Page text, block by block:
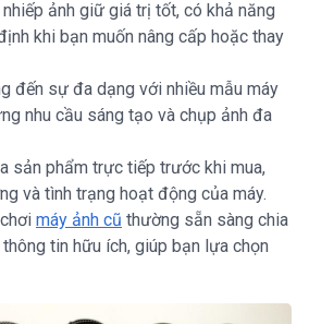
ảnh giữ giá trị tốt, có khả năng
khi bạn muốn nâng cấp hoặc thay
đến sự đa dạng với nhiều mẫu máy
nhu cầu sáng tạo và chụp ảnh đa
sản phẩm trực tiếp trước khi mua,
và tình trạng hoạt động của máy.
máy ảnh cũ thường sẵn sàng chia
tin hữu ích, giúp bạn lựa chọn